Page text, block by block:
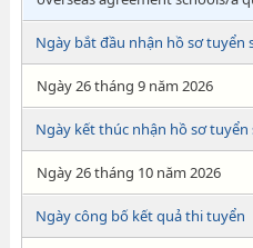
Ngày bắt đầu nhận hồ sơ tuyển
Ngày 26 tháng 9 năm 2026
Ngày kết thúc nhận hồ sơ tuyển
Ngày 26 tháng 10 năm 2026
Ngày công bố kết quả thi tuyển